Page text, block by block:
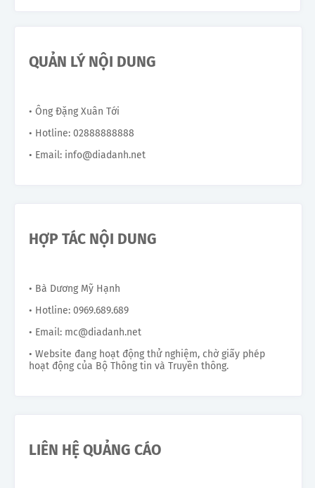
QUẢN LÝ NỘI DUNG
• Ông Đặng Xuân Tới
• Hotline: 02888888888
• Email: info@diadanh.net
HỢP TÁC NỘI DUNG
• Bà Dương Mỹ Hạnh
• Hotline: 0969.689.689
• Email: mc@diadanh.net
• Website đang hoạt động thử nghiệm, chờ giấy phép
hoạt động của Bộ Thông tin và Truyền thông.
LIÊN HỆ QUẢNG CÁO